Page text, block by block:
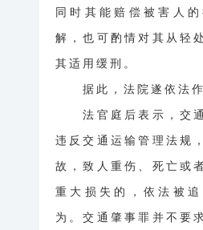
同时其能赔偿被害人
解，也可酌情对其从轻
其适用缓刑。
据此，法院遂依法作
法官庭后表示，交通
违反交通运输管理法规
故，致人重伤、死亡或
重大损失的，依法被
为。交通肇事罪并不要